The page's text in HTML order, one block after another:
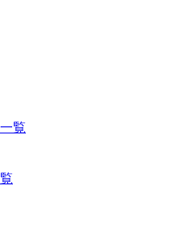
覧